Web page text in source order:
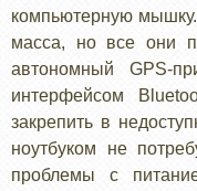
компьютерную
масса, но все они
автономный GPS-
интерфейсом
закрепить в
ноутбуком не
проблемы с